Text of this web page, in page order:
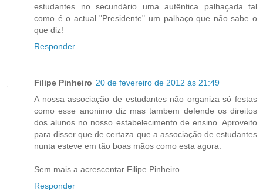
estudantes no secundário uma autêntica palhaçada tal
como é o actual "Presidente" um palhaço que não sabe o
que diz!
Responder
Filipe Pinheiro 20 de fevereiro de 2012 às 21:49
A nossa associação de estudantes não organiza só festas
como esse anonimo diz mas tambem defende os direitos
dos alunos no nosso estabelecimento de ensino. Aproveito
para disser que de certaza que a associação de estudantes
nunta esteve em tão boas mãos como esta agora.
Sem mais a acrescentar Filipe Pinheiro
Responder